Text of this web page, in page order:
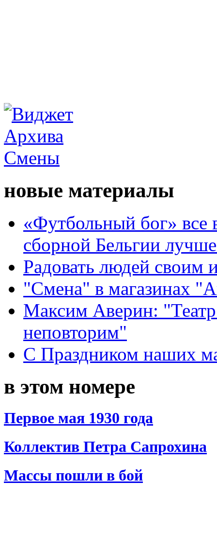
новые материалы
«Футбольный бог» все
сборной Бельгии
Радовать людей своим
"Смена" в магазинах
Максим Аверин:
неповторим"
С Праздником наших
в этом номере
Первое мая 1930 года
Коллектив Петра Сапрохина
Массы пошли в бой